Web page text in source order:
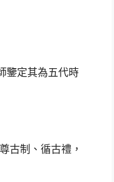
鑒定其為五代時
古制、循古禮，